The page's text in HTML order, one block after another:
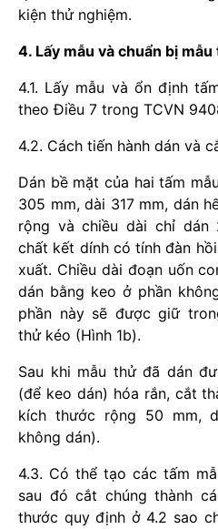
kiện thử nghiệm.
4. Lấy mẫu và chuẩn bị mẫu
4.1. Lấy mẫu và ổn định
theo Điều 7 trong TCVN
4.2. Cách tiến hành dán và
Dán bề mặt của hai tấm
305 mm, dài 317 mm, dán
rộng và chiều dài chỉ dán
chất kết dính có tính đàn
xuất. Chiều dài đoạn uốn
dán bằng keo ở phần
phần này sẽ được giữ
thử kéo (Hình 1b).
Sau khi mẫu thử đã dán
(để keo dán) hóa rắn, cắt
kích thước rộng 50 mm,
không dán).
4.3. Có thể tạo các tấm
sau đó cắt chúng thành
thước quy định ở 4.2 sao